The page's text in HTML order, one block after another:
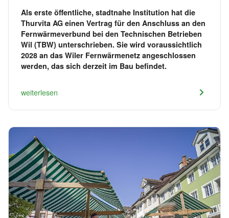
Als erste öffentliche, stadtnahe Institution hat die
Thurvita AG einen Vertrag für den Anschluss an den
Fernwärmeverbund bei den Technischen Betrieben
Wil (TBW) unterschrieben. Sie wird voraussichtlich
2028 an das Wiler Fernwärmenetz angeschlossen
werden, das sich derzeit im Bau befindet.
weiterlesen